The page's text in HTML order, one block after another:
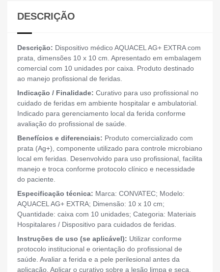
DESCRIÇÃO
Descrição: Dispositivo médico AQUACEL AG+ EXTRA com
prata, dimensões 10 x 10 cm. Apresentado em embalagem
comercial com 10 unidades por caixa. Produto destinado
ao manejo profissional de feridas.
Indicação / Finalidade: Curativo para uso profissional no
cuidado de feridas em ambiente hospitalar e ambulatorial.
Indicado para gerenciamento local da ferida conforme
avaliação do profissional de saúde.
Benefícios e diferenciais: Produto comercializado com
prata (Ag+), componente utilizado para controle microbiano
local em feridas. Desenvolvido para uso profissional, facilita
manejo e troca conforme protocolo clínico e necessidade
do paciente.
Especificação técnica: Marca: CONVATEC; Modelo:
AQUACEL AG+ EXTRA; Dimensão: 10 x 10 cm;
Quantidade: caixa com 10 unidades; Categoria: Materiais
Hospitalares / Dispositivo para cuidados de feridas.
Instruções de uso (se aplicável): Utilizar conforme
protocolo institucional e orientação do profissional de
saúde. Avaliar a ferida e a pele perilesional antes da
aplicação. Aplicar o curativo sobre a lesão limpa e seca,